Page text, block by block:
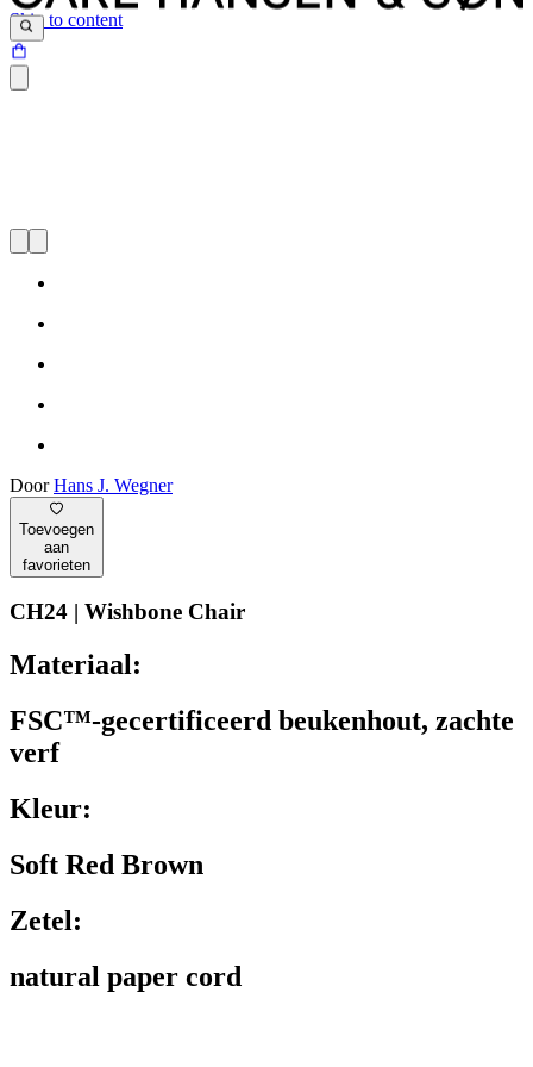
Skip to content
DoorHans J. Wegner
Toevoegen
aan
favorieten
CH24 | Wishbone Chair
Materiaal:
FSC™-gecertificeerd beukenhout, zachte
verf
Kleur:
Soft Red Brown
Zetel:
natural paper cord